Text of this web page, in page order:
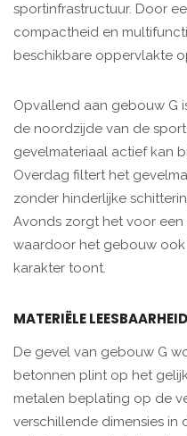
sportinfrastructuur. Door
compactheid en
beschikbare oppervlakte
Opvallend aan gebouw G
de noordzijde van de
gevelmateriaal actief kan
Overdag filtert het
zonder hinderlijke
Avonds zorgt het voor
waardoor het gebouw
karakter toont.
MATERIËLE
De gevel van gebouw G
betonnen plint op het
metalen beplating op de
verschillende dimensies